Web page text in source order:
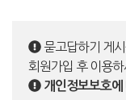
묻고답하기 게
회원가입 후 이용하
개인정보보호에